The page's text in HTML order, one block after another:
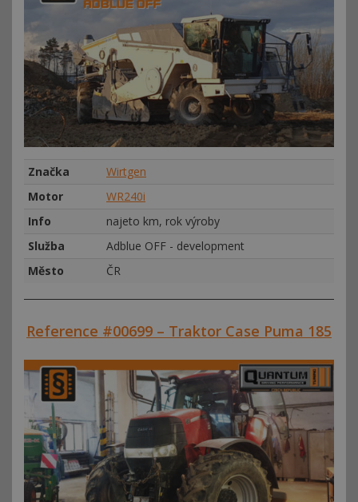
Značka
Wirtgen
Motor
WR240i
Info
najeto km, rok výroby
Služba
Adblue OFF - development
Město
ČR
Reference #00699 – Traktor Case Puma 185